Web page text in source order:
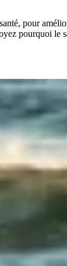
pour
pourquoi le